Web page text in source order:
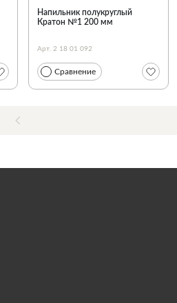
Напильник полукруглый
Кратон №1 200 мм
Арт. 2 18 01 092
Сравнение